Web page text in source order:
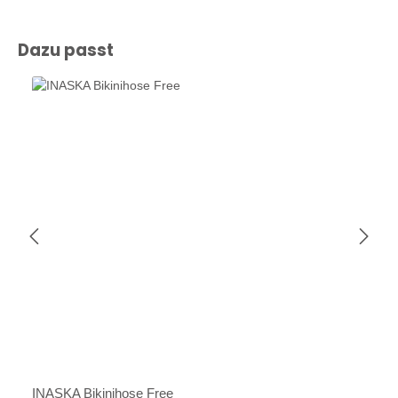
Produktgalerie überspringen
Dazu passt
INASKA Bikinihose Free